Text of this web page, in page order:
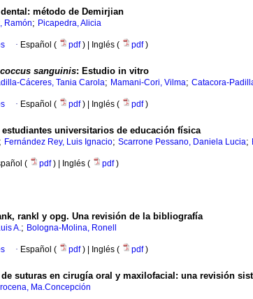
método de Demirjian
Ramón; Picapedra, Alicia
· Español ( pdf) | Inglés ( pdf)
sanguinis: Estudio in vitro
Cáceres, Tania Carola; Mamani-Cori, Vilma; Catacora-
· Español ( pdf) | Inglés ( pdf)
universitarios de educación física
; Fernández Rey, Luis Ignacio; Scarrone Pessano, Daniela Lucia;
( pdf) | Inglés ( pdf)
rankl y opg. Una revisión de la bibliografía
A.; Bologna-Molina, Ronell
· Español ( pdf) | Inglés ( pdf)
suturas en cirugía oral y maxilofacial: una revisión
Ma.Concepción